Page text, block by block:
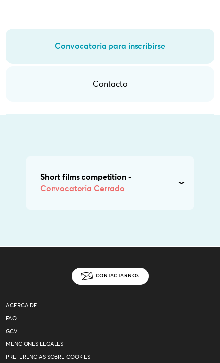
Convocatoria para inscribirse
Contacto
Short films competition -
Convocatoria Cerrado
CONTACTARNOS
ACERCA DE
FAQ
GCV
MENCIONES LEGALES
PREFERENCIAS SOBRE COOKIES